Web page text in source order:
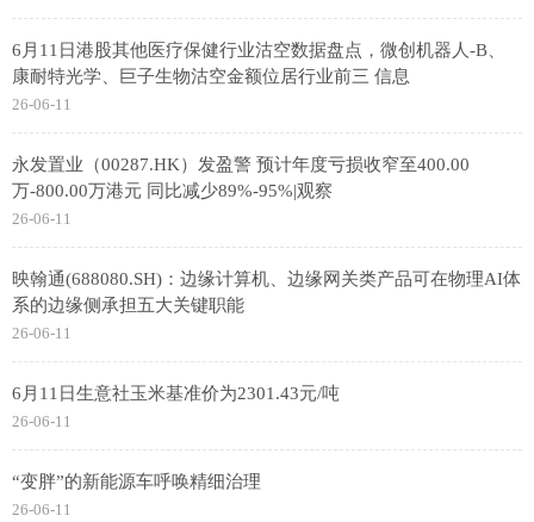
6月11日港股其他医疗保健行业沽空数据盘点，微创机器人-B、
康耐特光学、巨子生物沽空金额位居行业前三 信息
26-06-11
永发置业（00287.HK）发盈警 预计年度亏损收窄至400.00
万-800.00万港元 同比减少89%-95%|观察
26-06-11
映翰通(688080.SH)：边缘计算机、边缘网关类产品可在物理AI体
系的边缘侧承担五大关键职能
26-06-11
6月11日生意社玉米基准价为2301.43元/吨
26-06-11
“变胖”的新能源车呼唤精细治理
26-06-11